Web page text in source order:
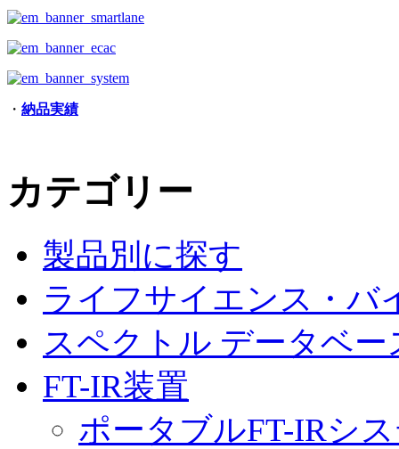
・ 納品実績
カテゴリー
製品別に探す
ライフサイエンス・バ
スペクトル データベ
FT-IR装置
ポータブルFT-IRシ